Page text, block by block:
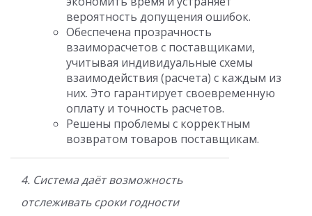
вероятность допущения ошибок.
Обеспечена прозрачность
взаиморасчетов с поставщиками,
учитывая индивидуальные схемы
взаимодействия (расчета) с каждым из
них. Это гарантирует своевременную
оплату и точность расчетов.
Решены проблемы с корректным
возвратом товаров поставщикам.
4. Система даёт возможность
отслеживать сроки годности